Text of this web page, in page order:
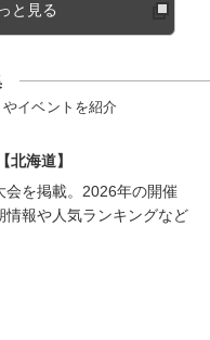
と見る
イベントを紹介
北海道】
会を掲載。2026年の開催
情報や人気ランキングなど